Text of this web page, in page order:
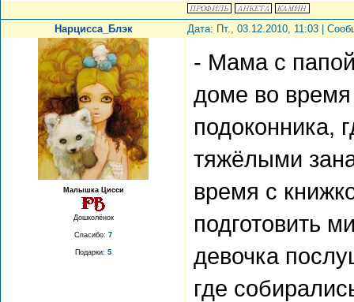
Нарцисса_Блэк Дата: Пт., 03.12.2010, 11:03 |
Малышка Цисси
Дошколёнок
Спасибо: 7
Подарки: 5
- Мама с папой
доме во
подоконника,
тяжёлыми
время с
подготовить
девочка
где